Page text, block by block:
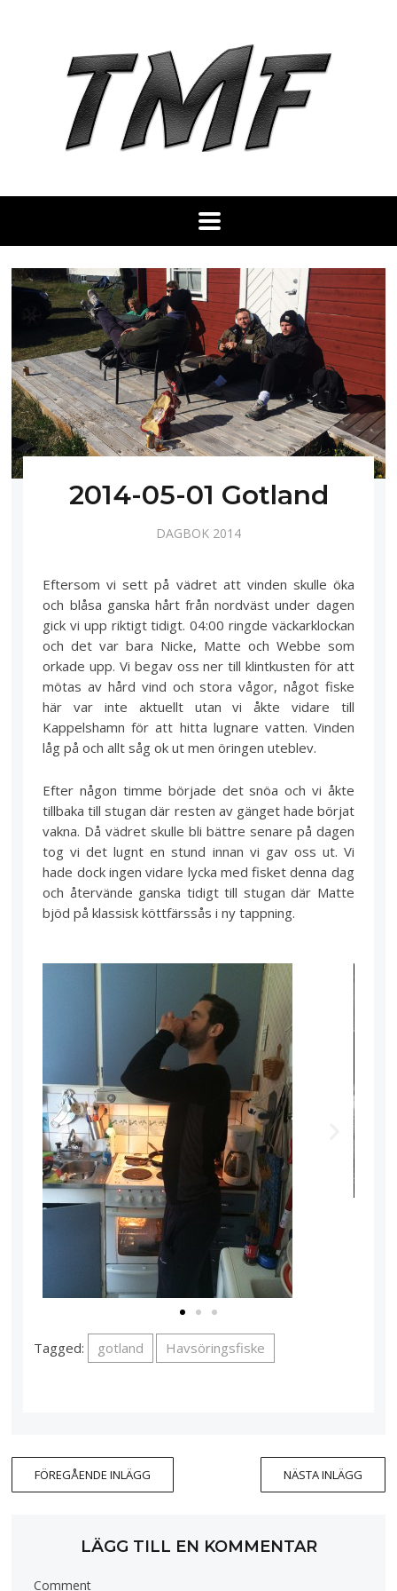
2014-05-01 Gotland
DAGBOK 2014
Eftersom vi sett på vädret att vinden skulle öka
och blåsa ganska hårt från nordväst under dagen
gick vi upp riktigt tidigt. 04:00 ringde väckarklockan
och det var bara Nicke, Matte och Webbe som
orkade upp. Vi begav oss ner till klintkusten för att
mötas av hård vind och stora vågor, något fiske
här var inte aktuellt utan vi åkte vidare till
Kappelshamn för att hitta lugnare vatten. Vinden
låg på och allt såg ok ut men öringen uteblev.
Efter någon timme började det snöa och vi åkte
tillbaka till stugan där resten av gänget hade börjat
vakna. Då vädret skulle bli bättre senare på dagen
tog vi det lugnt en stund innan vi gav oss ut. Vi
hade dock ingen vidare lycka med fisket denna dag
och återvände ganska tidigt till stugan där Matte
bjöd på klassisk köttfärssås i ny tappning.
Tagged: gotland Havsöringsfiske
FÖREGÅENDE INLÄGG NÄSTA INLÄGG
LÄGG TILL EN KOMMENTAR
Comment